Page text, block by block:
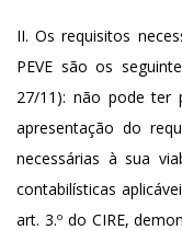
II. Os requisitos
PEVE são os
27/11): não pode ter
apresentação do
necessárias à sua
contabilísticas
art. 3.º do CIRE,